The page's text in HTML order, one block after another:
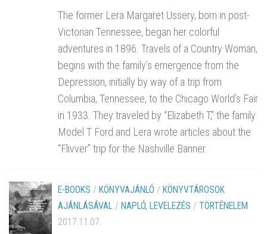
The former Lera Margaret Ussery, born in post-
Victorian Tennessee, began her colorful
adventures in 1896. Travels of a Country Woman,
begins with the family’s emergence from the
Depression, initially by way of a trip from
Columbia, Tennessee, to the Chicago World’s Fair
in 1933. They traveled by “Elizabeth T,” the family
Model T Ford and Lera wrote articles about the
“Flivver” trip for the Nashville Banner.
E-BOOKS / KÖNYVAJÁNLÓ / KÖNYVTÁROSOK
AJÁNLÁSÁVAL / NAPLÓ, LEVELEZÉS / TÖRTÉNELEM
2017.11.07.